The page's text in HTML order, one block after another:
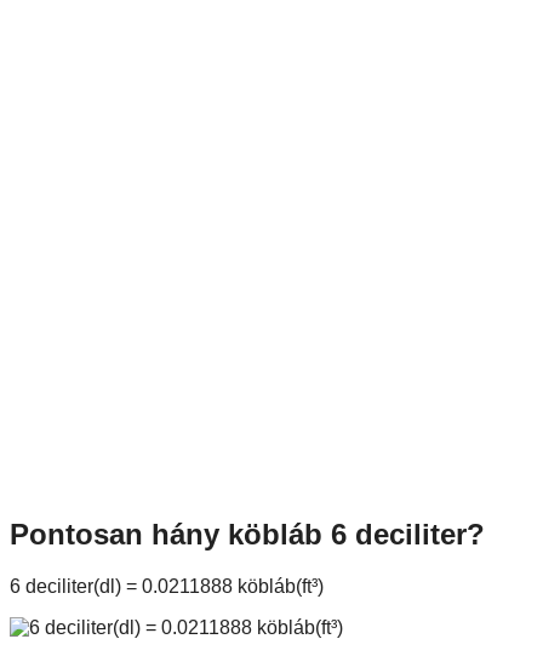
Pontosan hány köbláb 6 deciliter?
6 deciliter(dl) = 0.0211888 köbláb(ft³)